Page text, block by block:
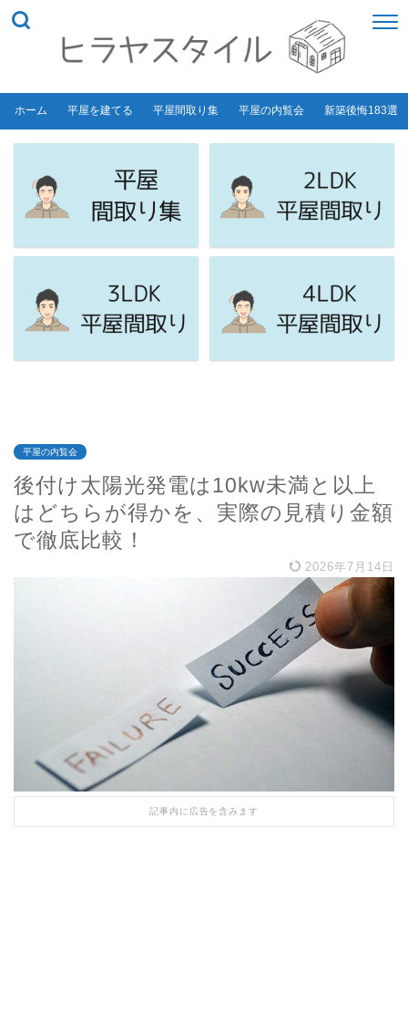
ホーム 平屋を建てる 平屋間取り集 平屋の内覧会 新築後悔183選
平屋の内覧会
後付け太陽光発電は10kw未満と以上
はどちらが得かを、実際の見積り金額
で徹底比較！
2026年7月14日
記事内に広告を含みます